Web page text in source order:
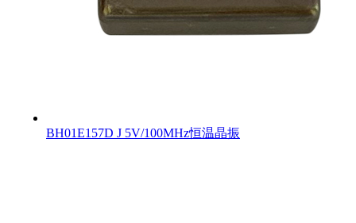
BH01E157D J 5V/100MHz恒温晶振